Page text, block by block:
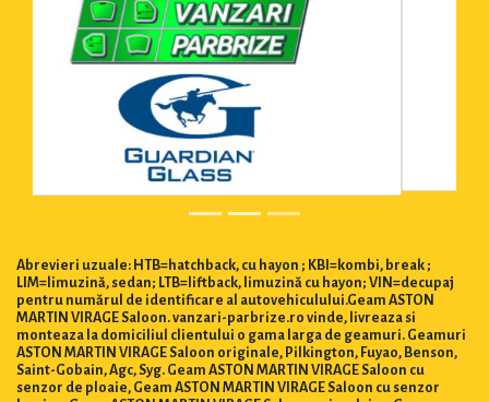
Abrevieri uzuale: HTB=hatchback, cu hayon ; KBI=kombi, break ;
LIM=limuzină, sedan; LTB=liftback, limuzină cu hayon; VIN=decupaj
pentru numărul de identificare al autovehiculului.Geam ASTON
MARTIN VIRAGE Saloon. vanzari-parbrize.ro vinde, livreaza si
monteaza la domiciliul clientului o gama larga de geamuri. Geamuri
ASTON MARTIN VIRAGE Saloon originale, Pilkington, Fuyao, Benson,
Saint-Gobain, Agc, Syg. Geam ASTON MARTIN VIRAGE Saloon cu
senzor de ploaie, Geam ASTON MARTIN VIRAGE Saloon cu senzor